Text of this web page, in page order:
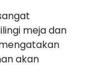
meja dan
akan